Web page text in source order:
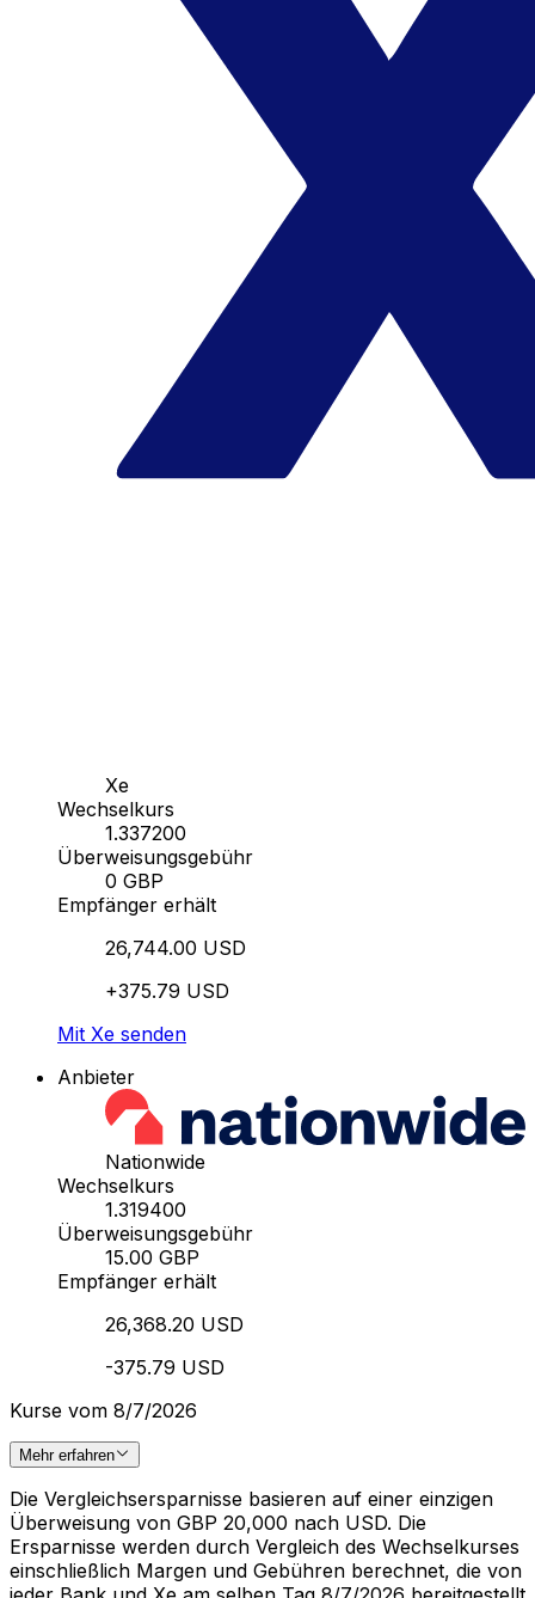
Xe
Wechselkurs
1.337200
Überweisungsgebühr
0 GBP
Empfänger erhält
26,744.00 USD
+375.79 USD
Mit Xe senden
Anbieter
Nationwide
Wechselkurs
1.319400
Überweisungsgebühr
15.00 GBP
Empfänger erhält
26,368.20 USD
-375.79 USD
Kurse vom 8/7/2026
Mehr erfahren
Die Vergleichsersparnisse basieren auf einer einzigen
Überweisung von GBP 20,000 nach USD. Die
Ersparnisse werden durch Vergleich des Wechselkurses
einschließlich Margen und Gebühren berechnet, die von